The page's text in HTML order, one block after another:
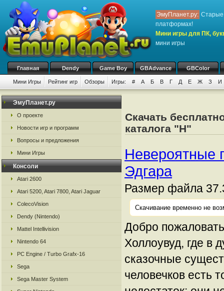
ЭмуПланет.ру: Старые
платформах!
Мини игры для ПК,
мини игры
Главная Dendy Game Boy GBAdvance GBColor
Мини Игры Рейтинг игр Обзоры Игры: # А Б В Г Д Е Ж З И
ЭмуПланет.ру
О проекте
Новости игр и программ
Вопросы и предложения
Мини Игры
Консоли
Atari 2600
Atari 5200, Atari 7800, Atari Jaguar
ColecoVision
Dendy (Nintendo)
Mattel Intellivision
Nintendo 64
PC Engine / Turbo Grafx-16
Sega
Sega Master System
Скачать
каталога "Н"
Невероятные
Эдгара
Размер файла
Скачивание временно не
Добро
Холлоувуд, где в
сказочные
человечков есть